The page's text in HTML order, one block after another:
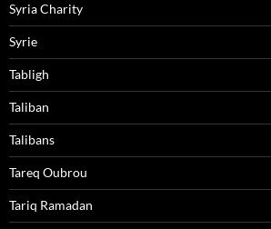
Syria Charity
Syrie
Tabligh
Taliban
Talibans
Tareq Oubrou
Tariq Ramadan